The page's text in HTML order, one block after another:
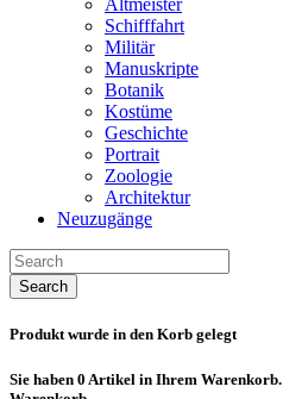
Altmeister
Schifffahrt
Militär
Manuskripte
Botanik
Kostüme
Geschichte
Portrait
Zoologie
Architektur
Neuzugänge
Search
Produkt wurde in den Korb gelegt
Sie haben 0 Artikel in Ihrem Warenkorb.